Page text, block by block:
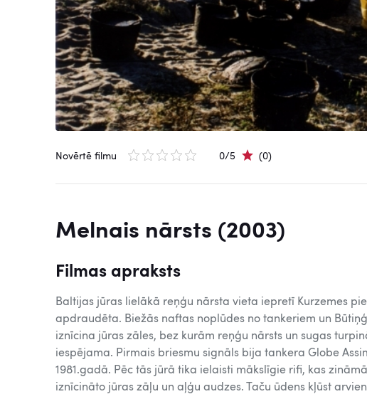
Novērtē filmu 0/5 (0)
Melnais nārsts (2003)
Filmas apraksts
Baltijas jūras lielākā reņģu nārsta vieta iepretī Kurzemes
apdraudēta. Biežās naftas noplūdes no tankeriem un
iznīcina jūras zāles, bez kurām reņģu nārsts un sugas
iespējama. Pirmais briesmu signāls bija tankera Globe
1981.gadā. Pēc tās jūrā tika ielaisti mākslīgie rifi, kas
iznīcināto jūras zāļu un aļģu audzes. Taču ūdens kļūst